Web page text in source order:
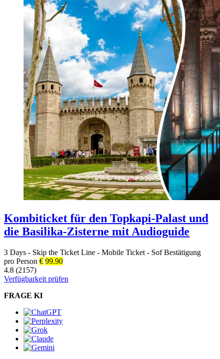
Kombiticket für den Topkapi-Palast und
die Basilika-Zisterne mit Audioguide
3 Days - Skip the Ticket Line - Mobile Ticket - Sof Bestätigung
pro Person € 99.90
4.8 (2157)
Verfügbarkeit prüfen
FRAGE KI